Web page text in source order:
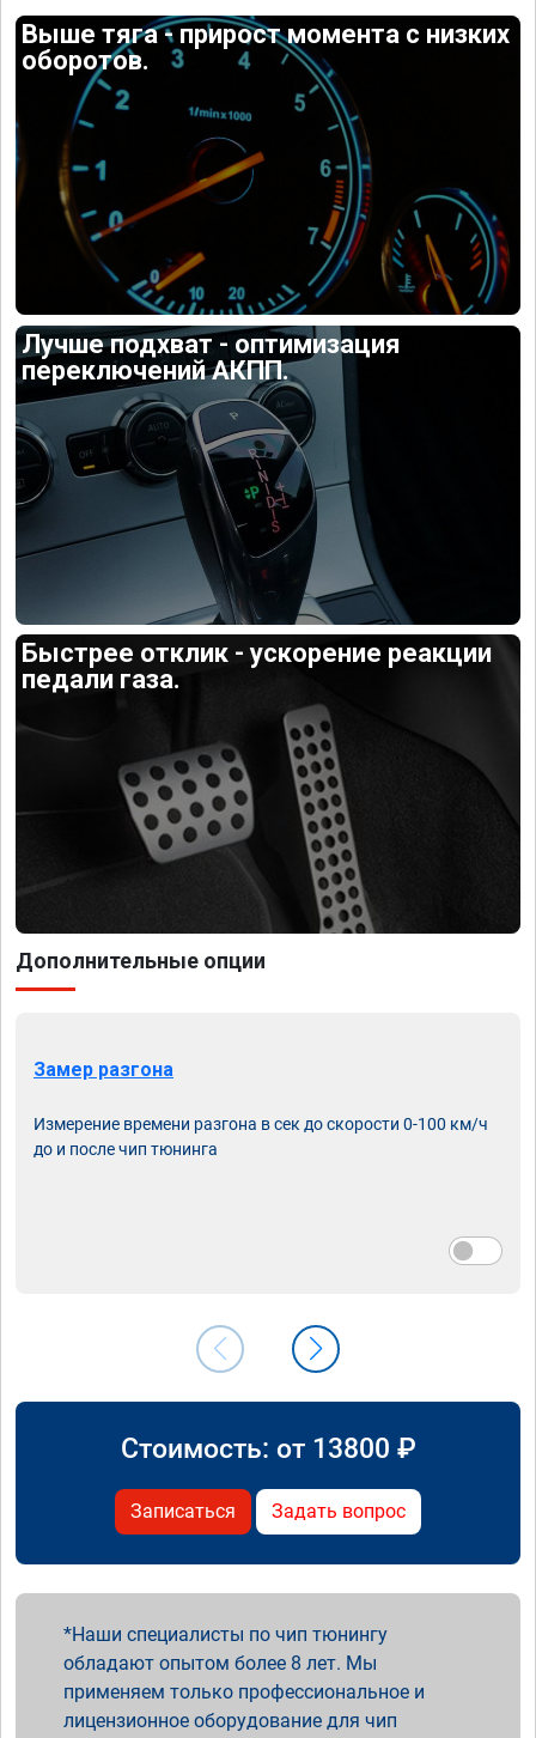
Выше тяга - прирост момента с низких
оборотов.
Лучше подхват - оптимизация
переключений АКПП.
Быстрее отклик - ускорение реакции
педали газа.
Дополнительные опции
Замер разгона
Измерение времени разгона в сек до скорости 0-100 км/ч
до и после чип тюнинга
Стоимость: от 13800 ₽
Записаться Задать вопрос
Наши специалисты по чип тюнингу
обладают опытом более 8 лет. Мы
применяем только профессиональное и
лицензионное оборудование для чип